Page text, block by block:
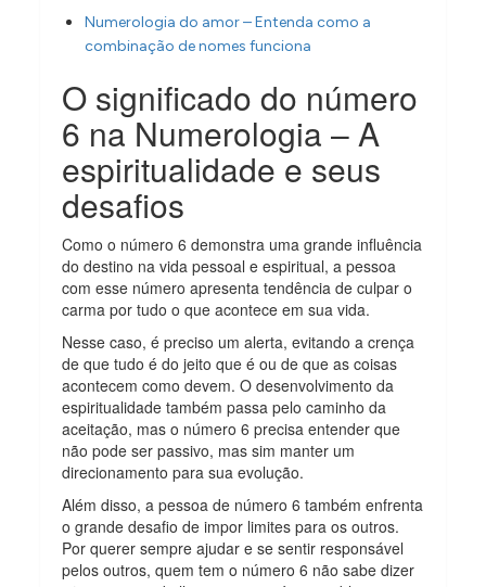
Numerologia do amor – Entenda como a
combinação de nomes funciona
O significado do número
6 na Numerologia – A
espiritualidade e seus
desafios
Como o número 6 demonstra uma grande influência
do destino na vida pessoal e espiritual, a pessoa
com esse número apresenta tendência de culpar o
carma por tudo o que acontece em sua vida.
Nesse caso, é preciso um alerta, evitando a crença
de que tudo é do jeito que é ou de que as coisas
acontecem como devem. O desenvolvimento da
espiritualidade também passa pelo caminho da
aceitação, mas o número 6 precisa entender que
não pode ser passivo, mas sim manter um
direcionamento para sua evolução.
Além disso, a pessoa de número 6 também enfrenta
o grande desafio de impor limites para os outros.
Por querer sempre ajudar e se sentir responsável
pelos outros, quem tem o número 6 não sabe dizer